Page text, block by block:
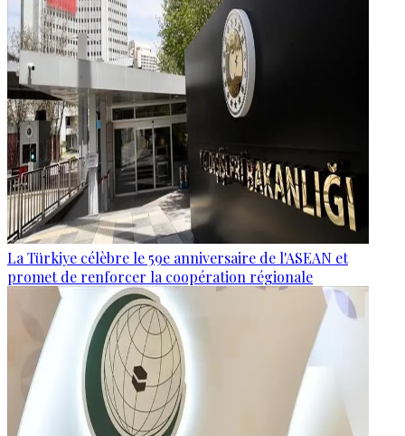
La Türkiye célèbre le 59e anniversaire de l'ASEAN et
promet de renforcer la coopération régionale